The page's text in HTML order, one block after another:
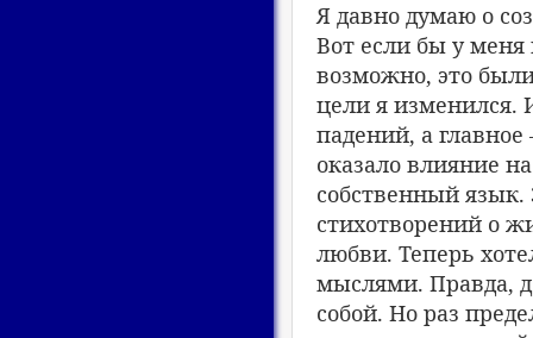
Я давно думаю о
Вот если бы у
возможно, это
цели я изменился.
падений, а
оказало влияние
собственный язык.
стихотворений о
любви. Теперь
мыслями. Правда,
собой. Но раз